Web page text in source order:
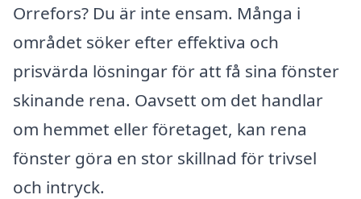
Orrefors? Du är inte ensam. Många i
området söker efter effektiva och
prisvärda lösningar för att få sina fönster
skinande rena. Oavsett om det handlar
om hemmet eller företaget, kan rena
fönster göra en stor skillnad för trivsel
och intryck.